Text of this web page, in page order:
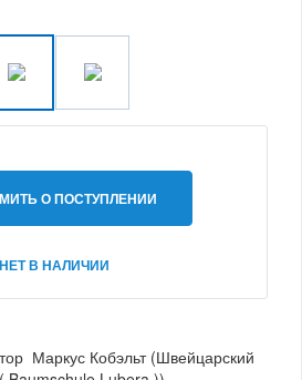
О ПОСТУПЛЕНИИ
НЕТ В НАЛИЧИИ
Маркус Кобэльт (Швейцарский